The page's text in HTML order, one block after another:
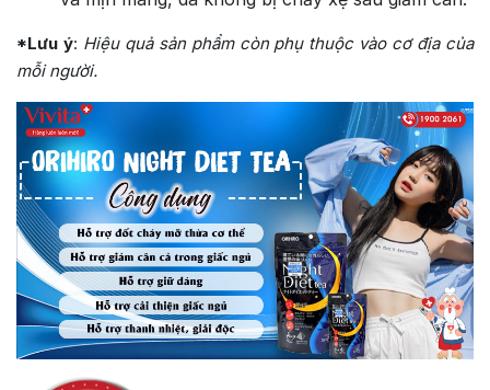
*Lưu ý: Hiệu quả sản phẩm còn phụ thuộc vào cơ địa của
mỗi người.